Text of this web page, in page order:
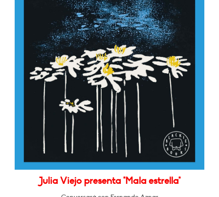
Julia Viejo presenta "Mala estrella"